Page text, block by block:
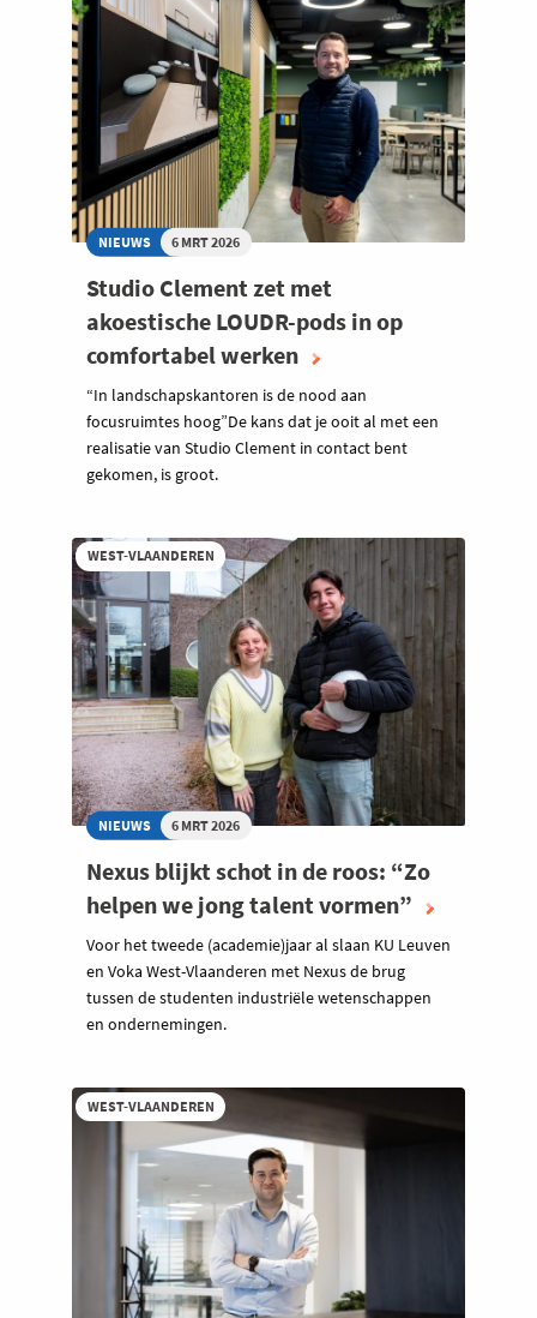
NIEUWS 6 MRT 2026
Studio Clement zet met
akoestische LOUDR-pods in op
comfortabel werken
“In landschapskantoren is de nood aan
focusruimtes hoog”De kans dat je ooit al met een
realisatie van Studio Clement in contact bent
gekomen, is groot.
WEST-VLAANDEREN
NIEUWS 6 MRT 2026
Nexus blijkt schot in de roos: “Zo
helpen we jong talent vormen”
Voor het tweede (academie)jaar al slaan KU Leuven
en Voka West-Vlaanderen met Nexus de brug
tussen de studenten industriële wetenschappen
en ondernemingen.
WEST-VLAANDEREN